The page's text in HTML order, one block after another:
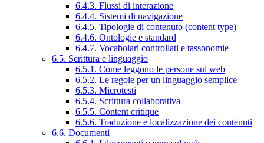
6.4.3. Flussi di interazione
6.4.4. Sistemi di navigazione
6.4.5. Tipologie di contenuto (content type)
6.4.6. Ontologie e standard
6.4.7. Vocabolari controllati e tassonomie
6.5. Scrittura e linguaggio
6.5.1. Come leggono le persone sul web
6.5.2. Le regole per un linguaggio semplice
6.5.3. Microtesti
6.5.4. Scrittura collaborativa
6.5.5. Content critique
6.5.6. Traduzione e localizzazione dei contenuti
6.6. Documenti